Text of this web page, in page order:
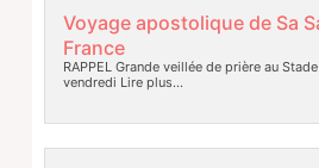
Voyage apostolique de Sa
France
RAPPEL Grande veillée de prière au
vendredi Lire plus…